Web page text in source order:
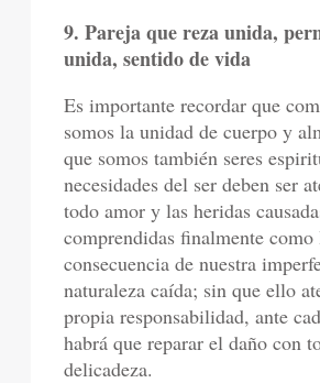
9. Pareja que reza unida,
unida, sentido de vida
Es importante recordar que
somos la unidad de cuerpo y
que somos también seres
necesidades del ser deben ser
todo amor y las heridas
comprendidas finalmente
consecuencia de nuestra
naturaleza caída; sin que ello
propia responsabilidad, ante
habrá que reparar el daño con
delicadeza.